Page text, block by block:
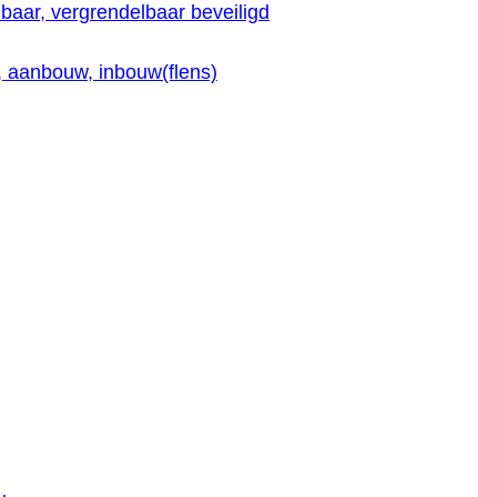
vergrendelbaar beveiligd
inbouw(flens)